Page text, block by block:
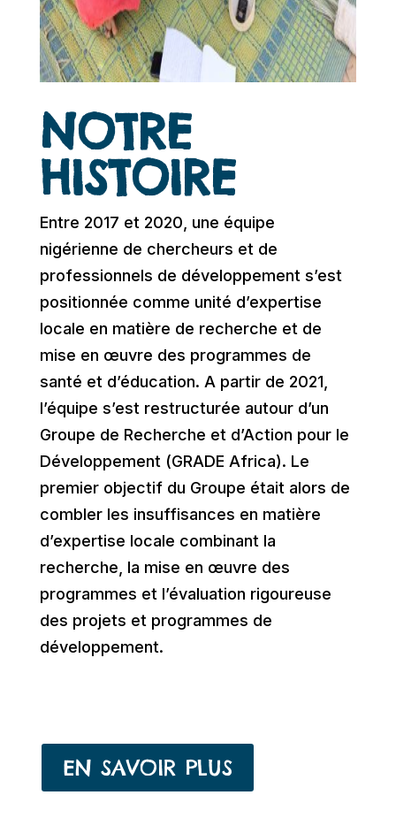
NOTRE
HISTOIRE
Entre 2017 et 2020, une équipe
nigérienne de chercheurs et de
professionnels de développement s’est
positionnée comme unité d’expertise
locale en matière de recherche et de
mise en œuvre des programmes de
santé et d’éducation. A partir de 2021,
l’équipe s’est restructurée autour d’un
Groupe de Recherche et d’Action pour le
Développement (GRADE Africa). Le
premier objectif du Groupe était alors de
combler les insuffisances en matière
d’expertise locale combinant la
recherche, la mise en œuvre des
programmes et l’évaluation rigoureuse
des projets et programmes de
développement.
EN SAVOIR PLUS